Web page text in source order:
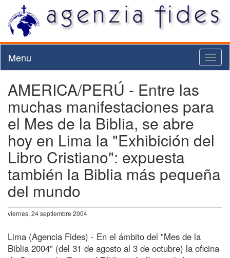
Menu
AMERICA/PERÚ - Entre las
muchas manifestaciones para
el Mes de la Biblia, se abre
hoy en Lima la "Exhibición del
Libro Cristiano": expuesta
también la Biblia más pequeña
del mundo
viernes, 24 septiembre 2004
Lima (Agencia Fides) - En el ámbito del "Mes de la
Biblia 2004" (del 31 de agosto al 3 de octubre) la oficina